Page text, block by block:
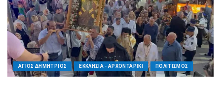
ΑΓΙΟΣ ΔΗΜΗΤΡΙΟΣ ΕΚΚΛΗΣΙΑ - ΑΡΧΟΝΤΑΡΙΚΙ ΠΟΛΙΤΙΣΜΟΣ